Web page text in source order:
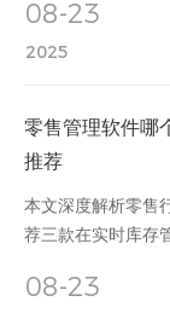
运营效率与竞争力。
08-23
2025
零售管理软件哪
推荐
本文深度解析零售
荐三款在实时库存
08-23